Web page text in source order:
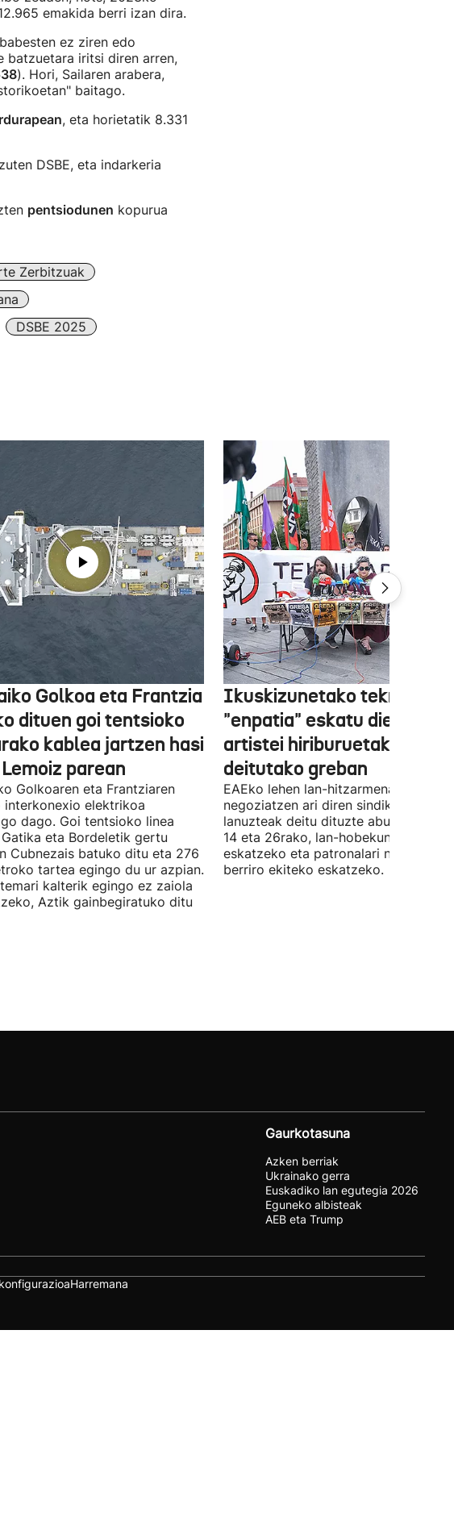
emakida berri izan dira.
ez ziren edo
batzuetara iritsi diren arren,
). Hori, Sailaren arabera,
baitago.
, eta horietatik 8.331
DSBE, eta indarkeria
pentsiodunen kopurua
Zerbitzuak
DSBE 2025
Golkoa eta Frantzia
dituen goi tentsioko
kablea jartzen hasi
parean
Golkoaren eta Frantziaren
interkonexio elektrikoa
dago. Goi tentsioko linea
eta Bordeletik gertu
Cubnezais batuko ditu eta 276
tartea egingo du ur azpian.
kalterik egingo ez zaiola
Aztik gainbegiratuko ditu
Ikuskizunetako teknikariek
"enpatia" eskatu diete
artistei hiriburuetako
deitutako greban
EAEko lehen lan-hitzarmena
negoziatzen ari diren sindikatuek
lanuzteak deitu dituzte abuztuaren 5,
14 eta 26rako, lan-hobekuntzak
eskatzeko eta patronalari
berriro ekiteko eskatzeko.
Gaurkotasuna
Azken berriak
Ukrainako gerra
Euskadiko lan egutegia 2026
Eguneko albisteak
AEB eta Trump
Harremana